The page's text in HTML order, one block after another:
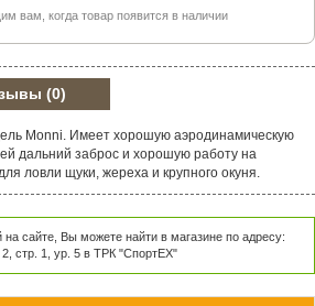
вам, когда товар появится в наличии
(0)
Monni. Имеет хорошую аэродинамическую
дальний заброс и хорошую работу на
ловли щуки, жереха и крупного окуня.
на сайте, Вы можете найти в магазине по адресу:
стр. 1, ур. 5 в ТРК "СпортЕХ"